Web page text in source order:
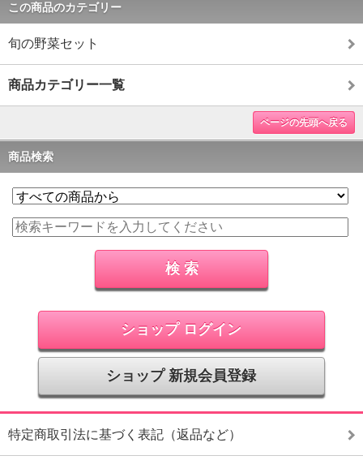
この商品のカテゴリー
旬の野菜セット
商品カテゴリー一覧
ページの先頭へ戻る
商品検索
ショップ ログイン
ショップ 新規会員登録
特定商取引法に基づく表記（返品など）